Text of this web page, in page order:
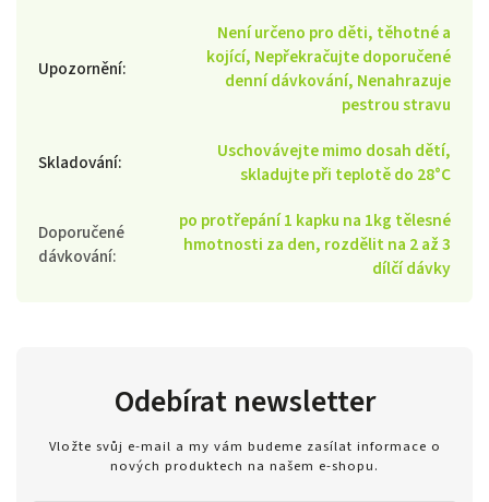
Upozornění:
Není určeno pro děti, těhotné a
kojící, Nepřekračujte doporučené
denní dávkování, Nenahrazuje
pestrou stravu
Skladování:
Uschovávejte mimo dosah dětí,
skladujte při teplotě do 28°C
Doporučené
dávkování:
po protřepání 1 kapku na 1kg tělesné
hmotnosti za den, rozdělit na 2 až 3
dílčí dávky
Odebírat newsletter
Vložte svůj e-mail a my vám budeme zasílat informace o
nových produktech na našem e-shopu.